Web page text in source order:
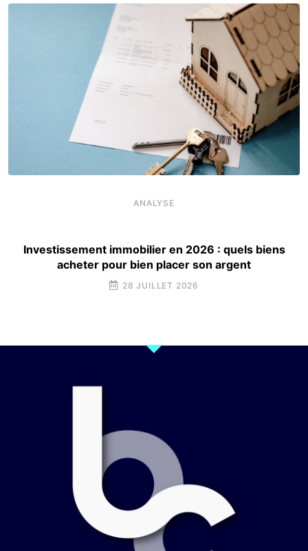
ANALYSE
Investissement immobilier en 2026 : quels biens
acheter pour bien placer son argent
28 JUILLET 2026